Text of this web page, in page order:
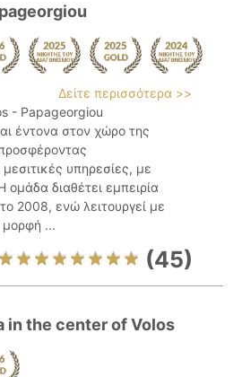
Δείτε περισσότερα >>
- Papageorgiou
έντονα στον χώρο της
υπηρεσίες, με
διαθέτει εμπειρία
2008, ενώ λειτουργεί με
μορφή ...
(45)
in the center of Volos